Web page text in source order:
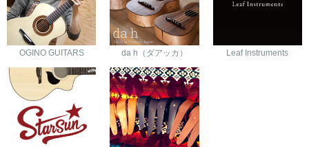
OGINO GUITARS da h（ダアッカ） Leaf Instruments